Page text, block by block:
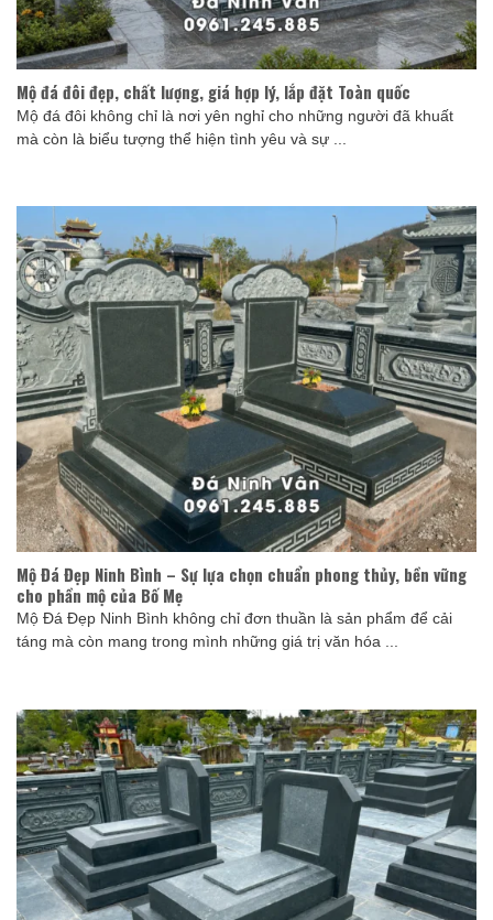
Mộ đá đôi đẹp, chất lượng, giá hợp lý, lắp đặt Toàn quốc
Mộ đá đôi không chỉ là nơi yên nghỉ cho những người đã khuất
mà còn là biểu tượng thể hiện tình yêu và sự ...
Mộ Đá Đẹp Ninh Bình – Sự lựa chọn chuẩn phong thủy, bền vững
cho phần mộ của Bố Mẹ
Mộ Đá Đẹp Ninh Bình không chỉ đơn thuần là sản phẩm để cải
táng mà còn mang trong mình những giá trị văn hóa ...